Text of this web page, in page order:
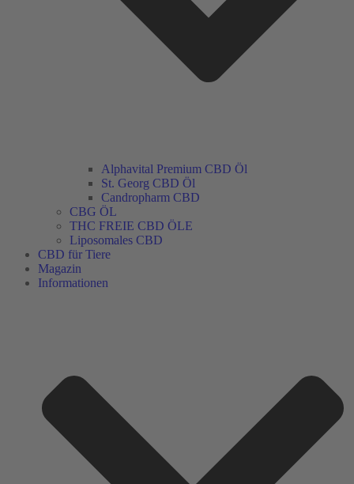
Alphavital Premium CBD Öl
St. Georg CBD Öl
Candropharm CBD
CBG ÖL
THC FREIE CBD ÖLE
Liposomales CBD
CBD für Tiere
Magazin
Informationen